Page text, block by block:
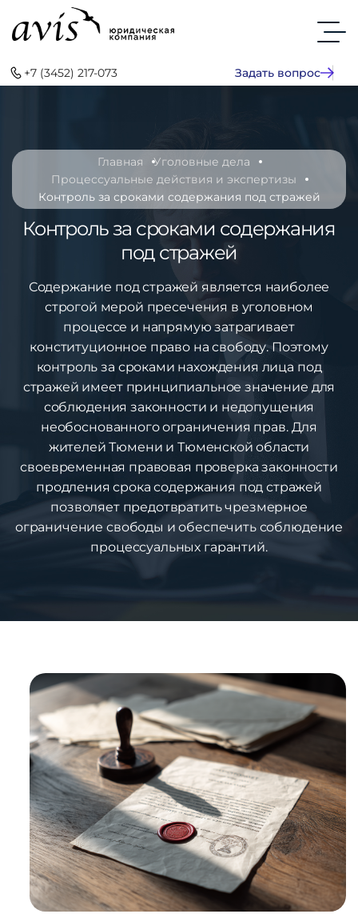
+7 (3452) 217-073 Задать вопрос
Главная
Уголовные дела
Процессуальные действия и экспертизы
Контроль за сроками содержания под стражей
Контроль за сроками содержания
под стражей
Содержание под стражей является наиболее
строгой мерой пресечения в уголовном
процессе и напрямую затрагивает
конституционное право на свободу. Поэтому
контроль за сроками нахождения лица под
стражей имеет принципиальное значение для
соблюдения законности и недопущения
необоснованного ограничения прав. Для
жителей Тюмени и Тюменской области
своевременная правовая проверка законности
продления срока содержания под стражей
позволяет предотвратить чрезмерное
ограничение свободы и обеспечить соблюдение
процессуальных гарантий.
1%
ВЫИГРАННЫХ
ДЕЛ